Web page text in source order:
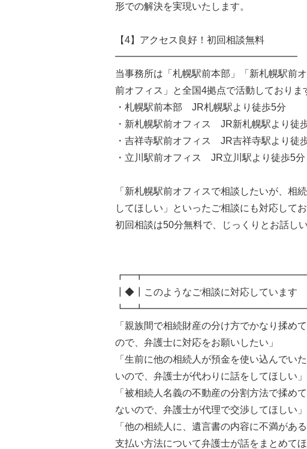
形での解決を実現いたします。
【4】アクセス良好！初回相談無料
━━━━━━━━━━━━━━━━━━━
当事務所は「札幌駅前本部」「新札幌駅前
前オフィス」と全国4拠点で活動しておりま
・札幌駅前本部 JR札幌駅より徒歩5分
・新札幌駅前オフィス JR新札幌駅より徒
・吉祥寺駅前オフィス JR吉祥寺駅より徒
・立川駅前オフィス JR立川駅より徒歩5分
「新札幌駅前オフィスで相談したいが、相
してほしい」といったご相談にも対応して
初回相談は50分無料で、じっくりとお話し
┃◆┃このようなご相談に対応しています
「親族間で相続財産の分け方でかなり揉め
ので、弁護士に対応をお願いしたい」
「生前に他の相続人が預金を使い込んでい
いので、弁護士が代わりに話をしてほしい」
「被相続人名義の不動産の分割方法で揉め
ないので、弁護士が代理で交渉してほしい」
「他の相続人に、遺言書の内容に不満があ
支払い方法について弁護士が話をまとめてほ